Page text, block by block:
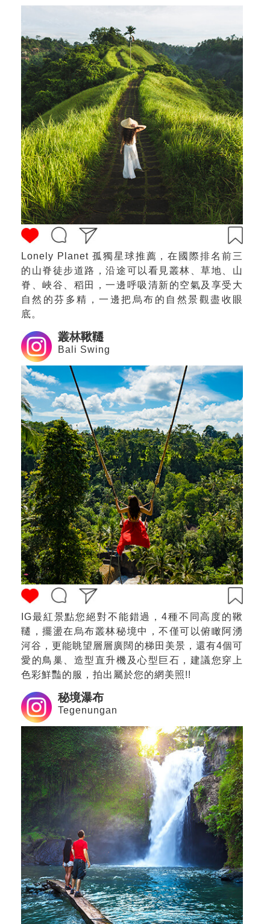
Lonely Planet 孤獨星球推薦，在國際排名前三
的山脊徒步道路，沿途可以看見叢林、草地、山
脊、峽谷、稻田，一邊呼吸清新的空氣及享受大
自然的芬多精，一邊把烏布的自然景觀盡收眼
底。
叢林鞦韆
Bali Swing
IG最紅景點您絕對不能錯過，4種不同高度的鞦
韆，擺盪在烏布叢林秘境中，不僅可以俯瞰阿湧
河谷，更能眺望層層廣闊的梯田美景，還有4個可
愛的鳥巢、造型直升機及心型巨石，建議您穿上
色彩鮮豔的服，拍出屬於您的網美照!!
秘境瀑布
Tegenungan